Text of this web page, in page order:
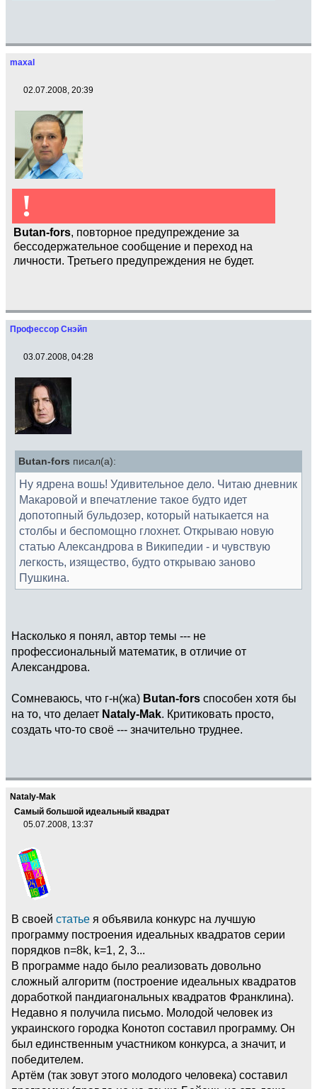
maxal
02.07.2008, 20:39
!
Butan-fors, повторное предупреждение за
бессодержательное сообщение и переход на
личности. Третьего предупреждения не будет.
Профессор Снэйп
03.07.2008, 04:28
Butan-fors писал(а):
Ну ядрена вошь! Удивительное дело. Читаю дневник
Макаровой и впечатление такое будто идет
допотопный бульдозер, который натыкается на
столбы и беспомощно глохнет. Открываю новую
статью Александрова в Википедии - и чувствую
легкость, изящество, будто открываю заново
Пушкина.
Насколько я понял, автор темы --- не
профессиональный математик, в отличие от
Александрова.
Сомневаюсь, что г-н(жа) Butan-fors способен хотя бы
на то, что делает Nataly-Mak. Критиковать просто,
создать что-то своё --- значительно труднее.
Nataly-Mak
Самый большой идеальный квадрат
05.07.2008, 13:37
В своей статье я объявила конкурс на лучшую
программу построения идеальных квадратов серии
порядков n=8k, k=1, 2, 3...
В программе надо было реализовать довольно
сложный алгоритм (построение идеальных квадратов
доработкой пандиагональных квадратов Франклина).
Недавно я получила письмо. Молодой человек из
украинского городка Конотоп составил программу. Он
был единственным участником конкурса, а значит, и
победителем.
Артём (так зовут этого молодого человека) составил